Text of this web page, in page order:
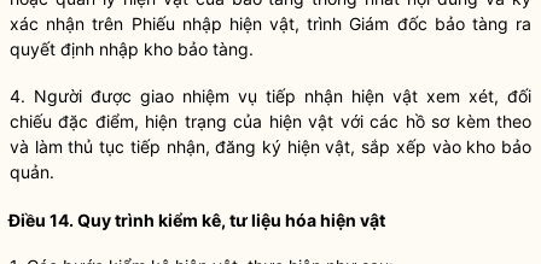
xác nhận trên Phiếu nhập hiện vật, trình Giám đốc bảo tàng ra
quyết định nhập kho bảo tàng.
4. Người được giao nhiệm vụ tiếp nhận hiện vật xem xét, đối
chiếu đặc điểm, hiện trạng của hiện vật với các hồ sơ kèm theo
và làm thủ tục tiếp nhận, đăng ký hiện vật, sắp xếp vào kho bảo
quản.
Điều 14. Quy trình kiểm kê, tư liệu hóa hiện vật